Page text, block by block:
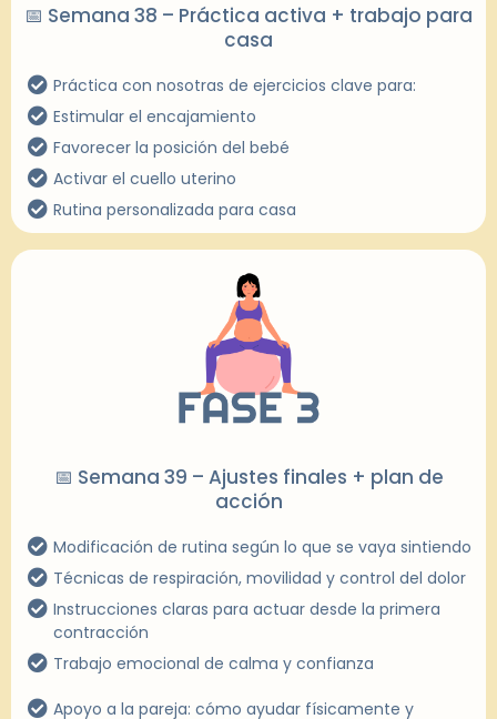
📅 Semana 38 – Práctica activa + trabajo para
casa
Práctica con nosotras de ejercicios clave para:
Estimular el encajamiento
Favorecer la posición del bebé
Activar el cuello uterino
Rutina personalizada para casa
📅 Semana 39 – Ajustes finales + plan de
acción
Modificación de rutina según lo que se vaya sintiendo
Técnicas de respiración, movilidad y control del dolor
Instrucciones claras para actuar desde la primera
contracción
Trabajo emocional de calma y confianza
Apoyo a la pareja: cómo ayudar físicamente y